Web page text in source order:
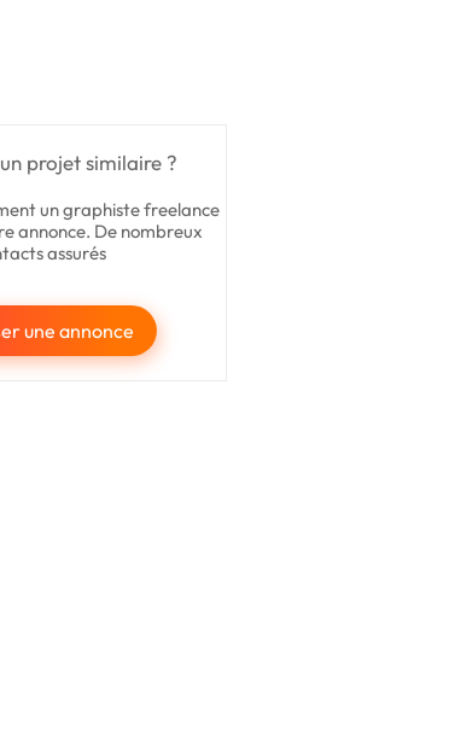
projet similaire ?
un graphiste freelance
annonce. De nombreux
assurés
une annonce